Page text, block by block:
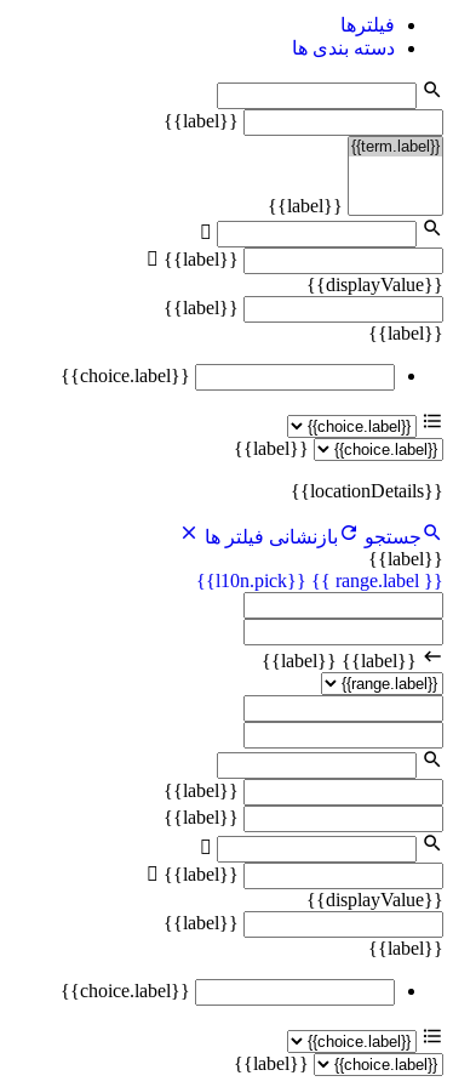
فیلترها
دسته بندی ها
{{label}}
{{label}}
{{label}}
{{displayValue}}
{{label}}
{{label}}
{{choice.label}}
{{label}}
{{locationDetails}}
جستجو
بازنشانی فیلتر ها
{{label}}
{{ range.label }}
{{l10n.pick}}
{{label}}
{{label}}
{{label}}
{{label}}
{{label}}
{{displayValue}}
{{label}}
{{label}}
{{choice.label}}
{{label}}